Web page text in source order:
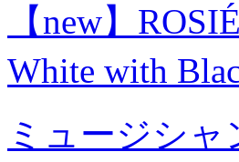
【new】
White with
ミュージシ